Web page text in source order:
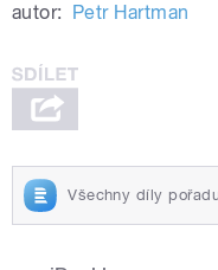
autor: Petr Hartman
Všechny díly